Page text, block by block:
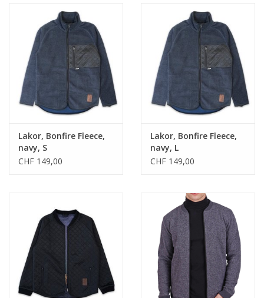
Lakor, Bonfire Fleece,
navy, S
CHF 149,00
Lakor, Bonfire Fleece,
navy, L
CHF 149,00